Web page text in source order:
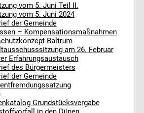
vom 5. Juni Teil II.
vom 5. Juni 2024
der Gemeinde
– Kompensationsmaßnahmen
Baltrum
am 26. Februar
Erfahrungsaustausch
des Bürgermeisters
der Gemeinde
Grundstücksvergabe